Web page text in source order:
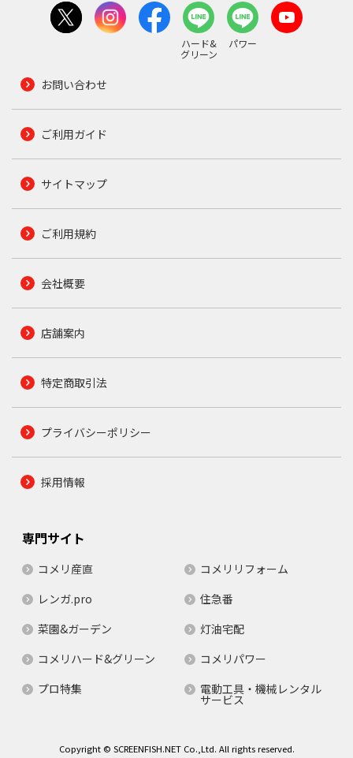
ハード&
グリーン
パワー
お問い合わせ
ご利用ガイド
サイトマップ
ご利用規約
会社概要
店舗案内
特定商取引法
プライバシーポリシー
採用情報
専門サイト
コメリ産直
コメリリフォーム
レンガ.pro
住急番
菜園&ガーデン
灯油宅配
コメリハード&グリーン
コメリパワー
プロ特集
電動工具・機械レンタル
サービス
Copyright © SCREENFISH.NET Co.,Ltd. All rights reserved.